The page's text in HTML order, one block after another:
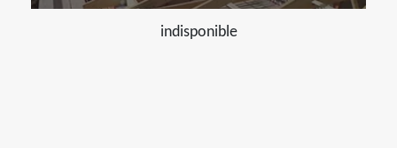
indisponible